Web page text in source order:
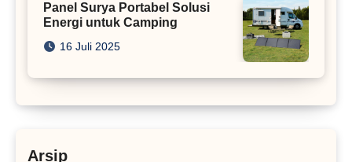
Panel Surya Portabel Solusi
Energi untuk Camping
16 Juli 2025
Arsip